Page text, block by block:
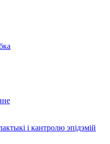
і кантролю эпідэмій